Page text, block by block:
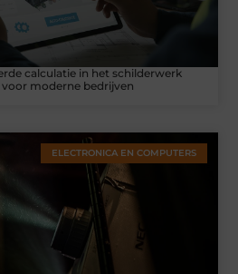
calculatie in het schilderwerk
moderne bedrijven
ELECTRONICA EN COMPUTERS